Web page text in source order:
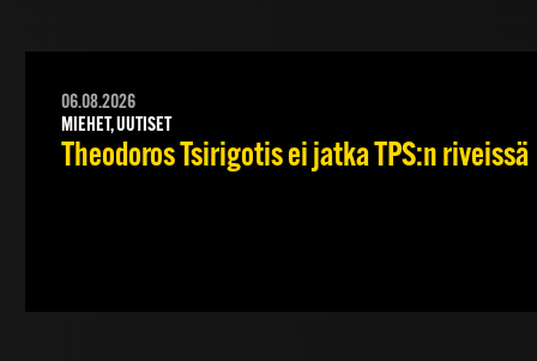
06.08.2026
MIEHET, UUTISET
Theodoros Tsirigotis ei jatka TPS:n riveissä